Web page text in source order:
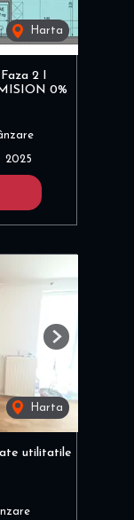
Harta
2 I
0%
2025
Harta
Next
utilitatile